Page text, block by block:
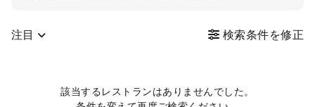
注目 検索条件を修正
該当するレストランはありませんでした。